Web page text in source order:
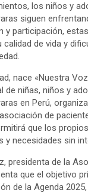
los niños y
siguen
y participación,
de vida y
nace «Nuestra
de niñas, niños y
en Perú,
de
que los
y necesidades sin
presidenta de la
que el objetivo
de la Agenda